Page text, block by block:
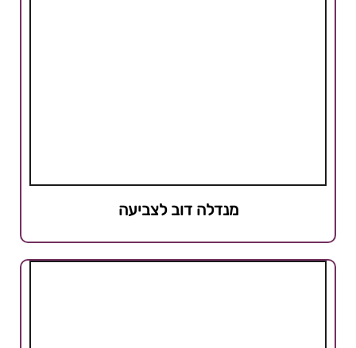
מנדלה דוב לצביעה